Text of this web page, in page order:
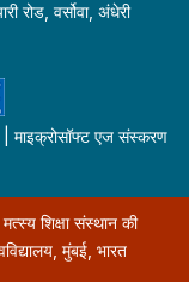
रोड, वर्सोवा, अंधेरी
माइक्रोसॉफ्ट एज संस्करण
शिक्षा संस्थान की
मुंबई, भारत